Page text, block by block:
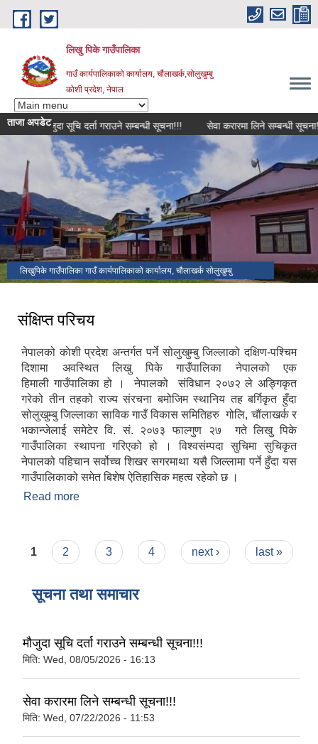
Skip to main content
लिखु पिके गाउँपालिका
गाउँ कार्यपालिकाको कार्यालय, चौंलाखर्क,सोलुखुम्बु
कोशी प्रदेश, नेपाल
ताजा अपडेट
मौजुदा सूचि दर्ता गराउने सम्बन्धी सूचना!!! सेवा करारमा लिने सम्बन्धी सूचना!!!
लिखुपिके गाउँपालिका गाउँ कार्यपालिकाको कार्यालय, चौलाखर्क सोलुखुम्बु
संक्षिप्त परिचय
नेपालको काेशी प्रदेश अन्तर्गत पर्ने सोलुखुम्बु जिल्लाको दक्षिण-पश्चिम
दिशामा अवस्थित लिखु पिके गाउँपालिका नेपालको एक
हिमाली गाउँपालिका हो । नेपालको संविधान २०७२ ले अङ्गिकृत
गरेको तीन तहको राज्य संरचना बमोजिम स्थानिय तह बर्गिकृत हुँदा
सोलुखुम्बु जिल्लाका साविक गाउँ विकास समितिहरु गोलि, चौंलाखर्क र
भकान्जेलाई समेटेर वि. सं. २०७३ फाल्गुण २७ गते लिखु पिके
गाउँपालिका स्थापना गरिएको हो । विश्वसंम्पदा सुचिमा सुचिकृत
नेपालको पहिचान सर्वोच्च शिखर सगरमाथा यसै जिल्लामा पर्ने हुँदा यस
गाउँपालिकाको समेत बिशेष ऐतिहासिक महत्व रहेको छ ।
Read more
Pages
1 2 3 4 next › last »
सूचना तथा समाचार
मौजुदा सूचि दर्ता गराउने सम्बन्धी सूचना!!!
मिति: Wed, 08/05/2026 - 16:13
सेवा करारमा लिने सम्बन्धी सूचना!!!
मिति: Wed, 07/22/2026 - 11:53